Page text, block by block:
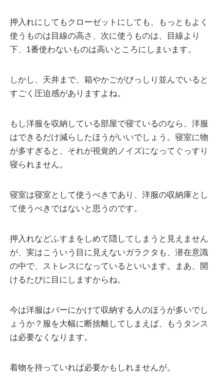
押入れにしてもクローゼットにしても、もっともよく
使うものは目線の高さ、次に使うものは、目線より
下、1番使わないものは高いところにしまいます。
しかし、天井まで、箱やかごがびっしり並んでいると
すごく圧迫感がありますよね。
もし洋服を収納している部屋で寝ているのなら、洋服
はできるだけ減らしたほうがいいでしょう。寝室に物
が多すぎると、それが視覚的ノイズになってぐっすり
寝られません。
寝室は寝室として使うべきであり、洋服の収納庫とし
て使うべきではないと思うのです。
押入れなどふすまをしめて隠してしまうと見えません
が、実はこういう目に見えないガラクタも、潜在意識
の中で、ストレスになっているといいます。まあ、開
けるたびに目にしますからね。
今は洋服はバーにかけて収納する人のほうが多いでし
ょうか？服を大幅に断捨離してしまえば、もうタンス
は必要なくなります。
着物を持っていれば必要かもしれませんが。